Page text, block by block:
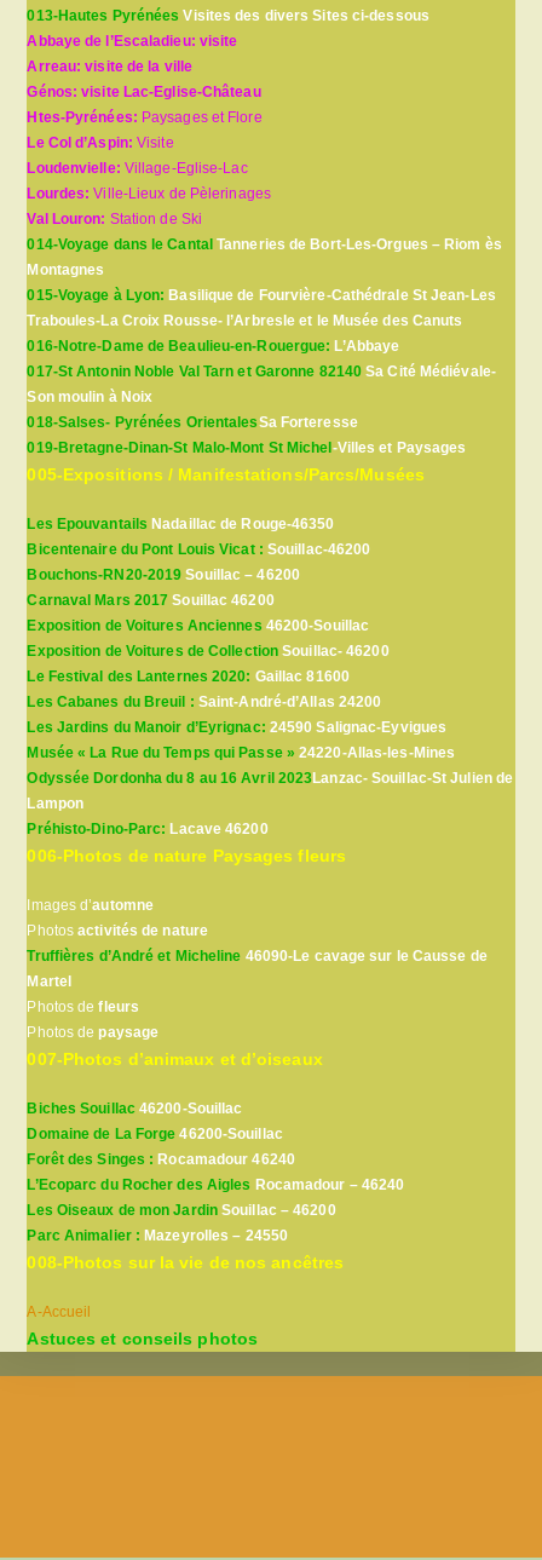
013-Hautes Pyrénées Visites des divers Sites ci-dessous
Abbaye de l’Escaladieu: visite
Arreau: visite de la ville
Génos: visite Lac-Eglise-Château
Htes-Pyrénées: Paysages et Flore
Le Col d’Aspin:Visite
Loudenvielle: Village-Eglise-Lac
Lourdes:Ville-Lieux de Pèlerinages
Val Louron: Station de Ski
014-Voyage dans le CantalTanneries de Bort-Les-Orgues – Riom ès
Montagnes
015-Voyage à Lyon: Basilique de Fourvière-Cathédrale St Jean-Les
Traboules-La Croix Rousse- l’Arbresle et le Musée des Canuts
016-Notre-Dame de Beaulieu-en-Rouergue:L’Abbaye
017-St Antonin Noble Val Tarn et Garonne 82140 Sa Cité Médiévale-
Son moulin à Noix
018-Salses- Pyrénées OrientalesSa Forteresse
019-Bretagne-Dinan-St Malo-Mont St Michel-Villes et Paysages
005-Expositions / Manifestations/Parcs/Musées
Les Epouvantails Nadaillac de Rouge-46350
Bicentenaire du Pont Louis Vicat : Souillac-46200
Bouchons-RN20-2019Souillac – 46200
Carnaval Mars 2017 Souillac 46200
Exposition de Voitures Anciennes 46200-Souillac
Exposition de Voitures de Collection Souillac- 46200
Le Festival des Lanternes 2020: Gaillac 81600
Les Cabanes du Breuil : Saint-André-d’Allas 24200
Les Jardins du Manoir d’Eyrignac: 24590 Salignac-Eyvigues
Musée « La Rue du Temps qui Passe » 24220-Allas-les-Mines
Odyssée Dordonha du 8 au 16 Avril 2023Lanzac- Souillac-St Julien de
Lampon
Préhisto-Dino-Parc:Lacave 46200
006-Photos de nature Paysages fleurs
Images d’automne
Photosactivités de nature
Truffières d’André et Micheline 46090-Le cavage sur le Causse de
Martel
Photos defleurs
Photos depaysage
007-Photos d’animaux et d’oiseaux
Biches Souillac46200-Souillac
Domaine de La Forge 46200-Souillac
Forêt des Singes :Rocamadour 46240
L’Ecoparc du Rocher des Aigles Rocamadour – 46240
Les Oiseaux de mon JardinSouillac – 46200
Parc Animalier : Mazeyrolles – 24550
008-Photos sur la vie de nos ancêtres
A-Accueil
Astuces et conseils photos